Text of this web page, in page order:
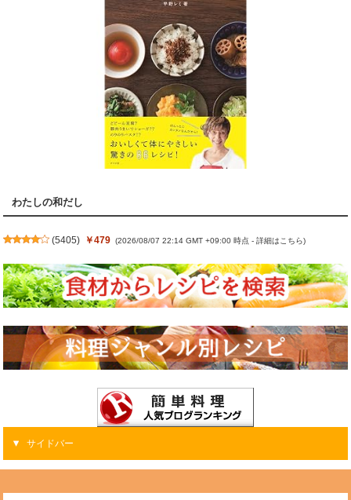
わたしの和だし
(5405) ￥479 (2026/08/07 22:14 GMT +09:00 時点 -詳細はこちら)
サイドバー